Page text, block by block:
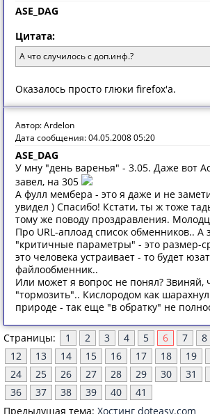
ASE_DAG
Цитата:
А что случилось с доп.инф.?
Оказалось просто глюки firefox'а.
Автор: Ardelon
Дата сообщения: 04.05.2008 05:20
ASE_DAG
У мну "день варенья" - 3.05. Даже вот
завел, на 305
А фулл мембера - это я даже и не
увидел ) Спасибо! Кстати, ты ж тоже
тому же поводу проздравления.
Про URL-аплоад список обменников.. А
"критичные параметры" - это размер-
это человека устраивает - то будет
файлообменник..
Или может я вопрос не понял? Звиняй,
"тормозить".. Кислородом как
природе - так еще "в обратку" не
Страницы: 1 2 3 4 5 6 7 8
12
13 14 15 16 17 18 19
24
25 26 27 28 29 30 31
36
37 38 39 40
41
Предыдущая тема: Хостинг doteasy.com